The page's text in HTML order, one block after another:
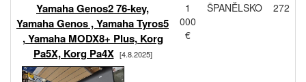
Yamaha Genos2 76-key,
Yamaha Genos , Yamaha Tyros5
, Yamaha MODX8+ Plus, Korg
Pa5X, Korg Pa4X [4.8.2025]
1
000
€
ŠPANĚLSKO 272